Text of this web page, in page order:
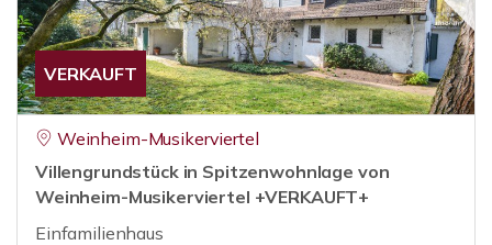
VERKAUFT
Weinheim-Musikerviertel
Villengrundstück in Spitzenwohnlage von
Weinheim-Musikerviertel +VERKAUFT+
Einfamilienhaus